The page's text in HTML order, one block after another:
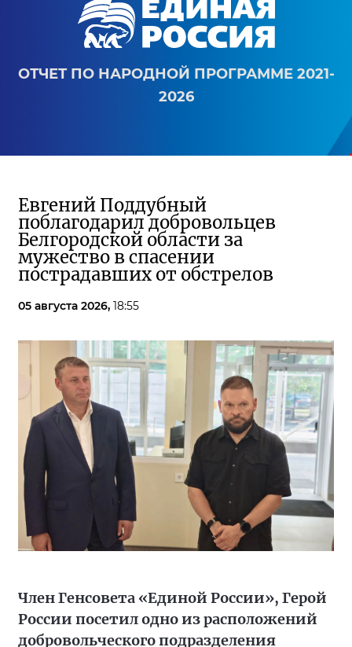
ОТЧЕТ ПО НАРОДНОЙ ПРОГРАММЕ 2021-
2026
Евгений Поддубный
поблагодарил добровольцев
Белгородской области за
мужество в спасении
пострадавших от обстрелов
05 августа 2026, 18:55
Член Генсовета «Единой России», Герой
России посетил одно из расположений
добровольческого подразделения